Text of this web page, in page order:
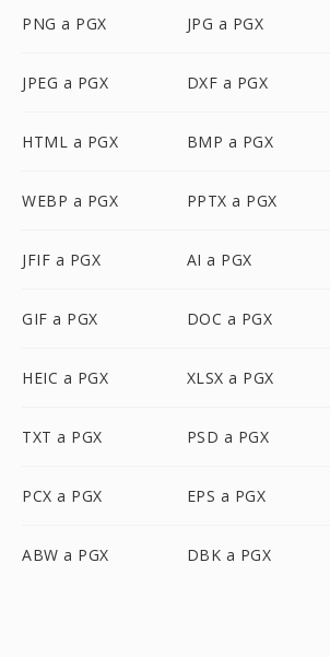
PNG a PGX JPG a PGX
JPEG a PGX DXF a PGX
HTML a PGX BMP a PGX
WEBP a PGX PPTX a PGX
JFIF a PGX AI a PGX
GIF a PGX DOC a PGX
HEIC a PGX XLSX a PGX
TXT a PGX PSD a PGX
PCX a PGX EPS a PGX
ABW a PGX DBK a PGX